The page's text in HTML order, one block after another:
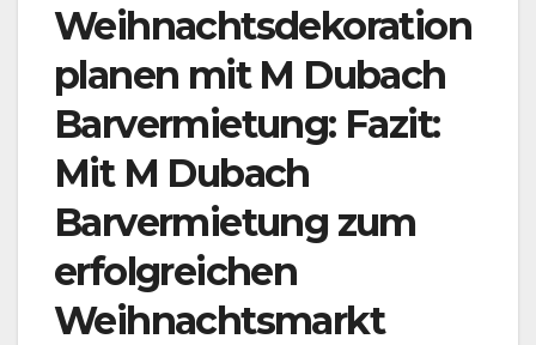
Weihnachtsdekoration
planen mit M Dubach
Barvermietung: Fazit:
Mit M Dubach
Barvermietung zum
erfolgreichen
Weihnachtsmarkt